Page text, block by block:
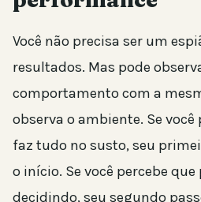
Você não precisa ser um
resultados. Mas pode
comportamento com a
observa o ambiente. Se você
faz tudo no susto, seu
o início. Se você percebe
decidindo, seu segundo